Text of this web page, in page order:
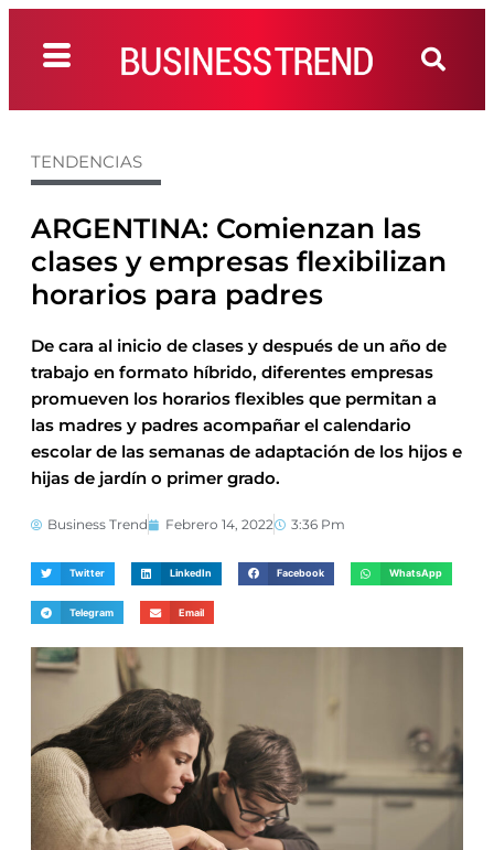
TENDENCIAS
ARGENTINA: Comienzan las
clases y empresas flexibilizan
horarios para padres
De cara al inicio de clases y después de un año de
trabajo en formato híbrido, diferentes empresas
promueven los horarios flexibles que permitan a
las madres y padres acompañar el calendario
escolar de las semanas de adaptación de los hijos e
hijas de jardín o primer grado.
Business Trend Febrero 14, 2022 3:36 Pm
Twitter LinkedIn Facebook WhatsApp
Telegram Email